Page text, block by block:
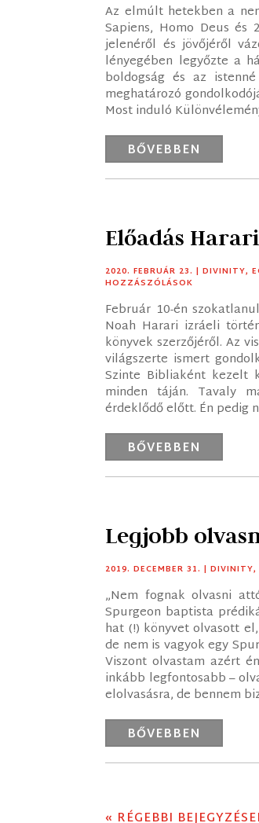
Az elmúlt hetekben a
Sapiens, Homo Deus
jelenéről és jövőjéről
lényegében legyőzte a
boldogság és az
meghatározó
Most induló
BŐVEBBEN
Előadás
2020. FEBRUÁR 23. |DIVINITY,
HOZZÁSZÓLÁSOK
Február 10-én
Noah Harari izráeli
könyvek szerzőjéről. Az
világszerte ismert
Szinte Bibliaként kezelt
minden táján. Tavaly
érdeklődő előtt. Én pedig
BŐVEBBEN
Legjobb
2019. DECEMBER 31. |DIVINITY
„Nem fognak olvasni
Spurgeon baptista
hat (!) könyvet olvasott
de nem is vagyok egy
Viszont olvastam azért
inkább legfontosabb –
elolvasásra, de bennem
BŐVEBBEN
« RÉGEBBI